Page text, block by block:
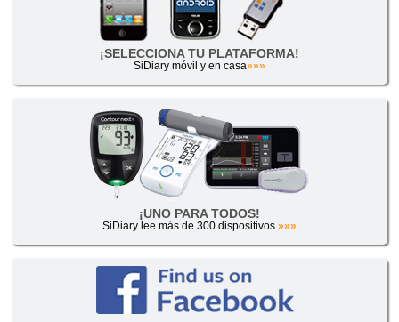
¡SELECCIONA TU PLATAFORMA!
SiDiary móvil y en casa»»»
¡UNO PARA TODOS!
SiDiary lee más de 300 dispositivos »»»